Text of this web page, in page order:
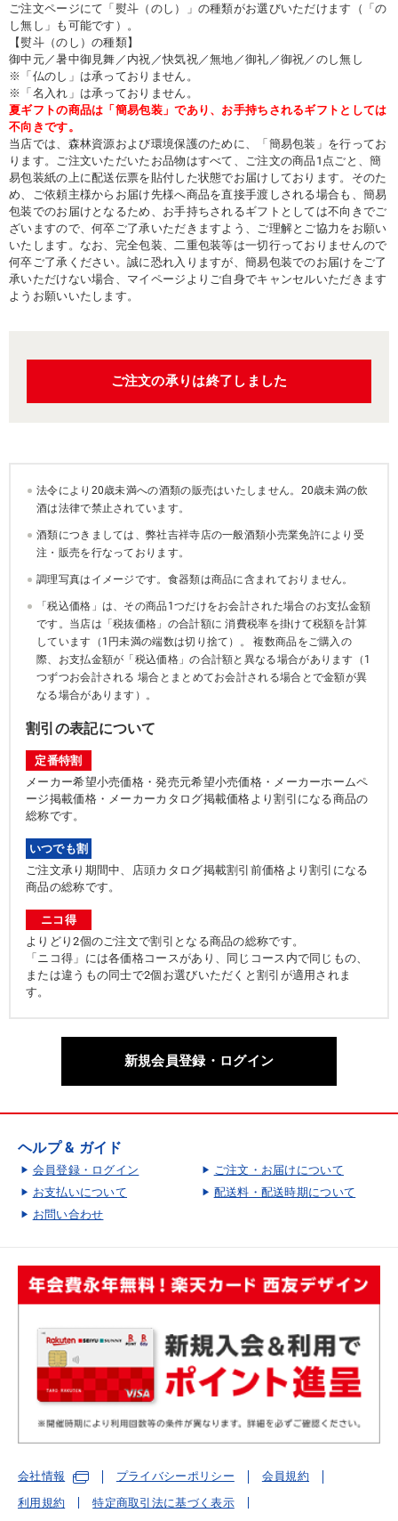
ご注文ページにて「熨斗（のし）」の種類がお選びいただけます（「の
し無し」も可能です）。
【熨斗（のし）の種類】
御中元／暑中御見舞／内祝／快気祝／無地／御礼／御祝／のし無し
※「仏のし」は承っておりません。
※「名入れ」は承っておりません。
夏ギフトの商品は「簡易包装」であり、お手持ちされるギフトとしては
不向きです。
当店では、森林資源および環境保護のために、「簡易包装」を行ってお
ります。ご注文いただいたお品物はすべて、ご注文の商品1点ごと、簡
易包装紙の上に配送伝票を貼付した状態でお届けしております。そのた
め、ご依頼主様からお届け先様へ商品を直接手渡しされる場合も、簡易
包装でのお届けとなるため、お手持ちされるギフトとしては不向きでご
ざいますので、何卒ご了承いただきますよう、ご理解とご協力をお願い
いたします。なお、完全包装、二重包装等は一切行っておりませんので
何卒ご了承ください。誠に恐れ入りますが、簡易包装でのお届けをご了
承いただけない場合、マイページよりご自身でキャンセルいただきます
ようお願いいたします。
ご注文の承りは終了しました
法令により20歳未満への酒類の販売はいたしません。20歳未満の飲
酒は法律で禁止されています。
酒類につきましては、弊社吉祥寺店の一般酒類小売業免許により受
注・販売を行なっております。
調理写真はイメージです。食器類は商品に含まれておりません。
「税込価格」は、その商品1つだけをお会計された場合のお支払金額
です。当店は「税抜価格」の合計額に 消費税率を掛けて税額を計算
しています（1円未満の端数は切り捨て）。 複数商品をご購入の
際、お支払金額が「税込価格」の合計額と異なる場合があります（1
つずつお会計される 場合とまとめてお会計される場合とで金額が異
なる場合があります）。
割引の表記について
定番特割
メーカー希望小売価格・発売元希望小売価格・メーカーホームペ
ージ掲載価格・メーカーカタログ掲載価格より割引になる商品の
総称です。
いつでも割
ご注文承り期間中、店頭カタログ掲載割引前価格より割引になる
商品の総称です。
ニコ得
よりどり2個のご注文で割引となる商品の総称です。
「ニコ得」には各価格コースがあり、同じコース内で同じもの、
または違うもの同士で2個お選びいただくと割引が適用されま
す。
新規会員登録・ログイン
ヘルプ & ガイド
会員登録・ログイン
ご注文・お届けについて
お支払いについて
配送料・配送時期について
お問い合わせ
会社情報 プライバシーポリシー
会員規約
利用規約
特定商取引法に基づく表示